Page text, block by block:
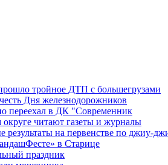
тройное ДТП с большегрузами
Дня железнодорожников
переехал в ДК "Современник
читают газеты и журналы
результаты на первенстве по джиу-
в Старице
праздник